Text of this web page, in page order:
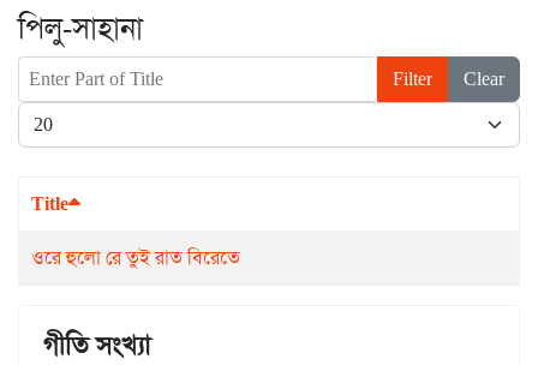
পিলু-সাহানা
Enter Part of Title Filter
Clear
Display #
Title
ওরে হুলো রে তুই রাত বিরেতে
গীতি সংখ্যা